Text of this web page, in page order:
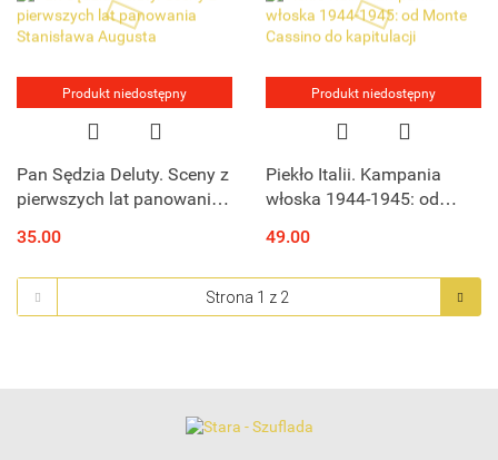
Produkt niedostępny
Pan Sędzia Deluty. Sceny z
pierwszych lat panowania
35.00
Produkt niedostępny
Piekło Italii. Kampania
włoska 1944-1945: od
kapitulacji
49.00